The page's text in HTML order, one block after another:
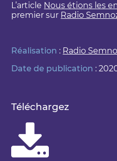
L’article Nous étions les
premier sur Radio
Réalisation : Radio
Date de publication :
Téléchargez